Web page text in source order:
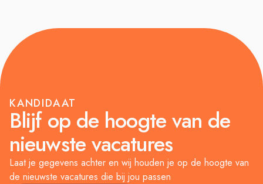
KANDIDAAT
Blijf op de hoogte van de
nieuwste vacatures
Laat je gegevens achter en wij houden je op de hoogte van
de nieuwste vacatures die bij jou passen